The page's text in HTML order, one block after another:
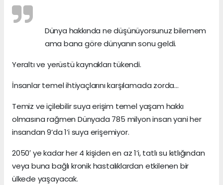
Dünya hakkında ne düşünüyorsunuz bilemem
ama bana göre dünyanın sonu geldi.
Yeraltı ve yerüstü kaynakları tükendi.
İnsanlar temel ihtiyaçlarını karşılamada zorda…
Temiz ve içilebilir suya erişim temel yaşam hakkı
olmasına rağmen Dünyada 785 milyon insan yani her
insandan 9’da 1’i suya erişemiyor.
2050′ ye kadar her 4 kişiden en az 1’i, tatlı su kıtlığından
veya buna bağlı kronik hastalıklardan etkilenen bir
ülkede yaşayacak.